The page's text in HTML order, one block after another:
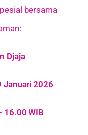
bersama
Djaja
Januari 2026
16.00 WIB